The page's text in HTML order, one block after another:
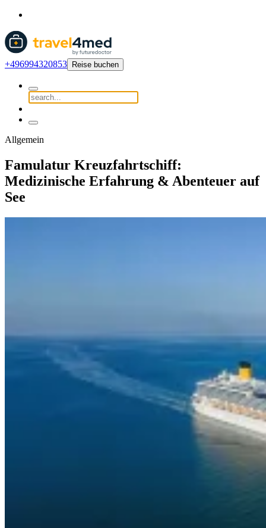
+496994320853 Reise buchen
Allgemein
Famulatur Kreuzfahrtschiff:
Medizinische Erfahrung & Abenteuer auf
See